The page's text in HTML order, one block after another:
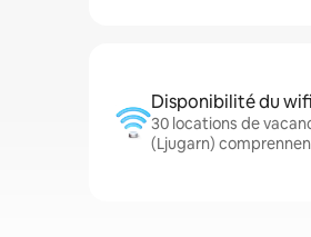
Disponibilité du wifi
30 locations de
(Ljugarn)